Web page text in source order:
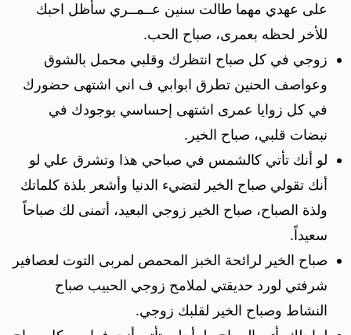
على عهدي مهما طالت سنين عــمــري سأظل احبك
للأخر لحظه بعمرى، صباح الحب.
زوجي في كل صباح انتظرك وقلبي محمل بالشوق
وعواصف الحنين تطرق ابوابي ف اني اشتهى حضورك
في كل زوايا عمرى اشتهى إحساسي بوجودك في
نبضات قلبي، صباح الخير.
لو أنك تأتي كالشمس في صباحي هذا وتشرق علي لو
أنك تقولي صباح الخير لتضيء الدنيا وأشعر بلذة كلماتك
ولذة الصباح، صباح الخير زوجي البعيد، أتمنى لك صباحاً
سعيداً.
صباح الخير لرائحة الخبز المحمص لمربى التوت لعصافير
شرفتي لورد حديقتي لملامح زوجي الحبيب صباح
النشاط وصباح الخير لقلبك زوجي.